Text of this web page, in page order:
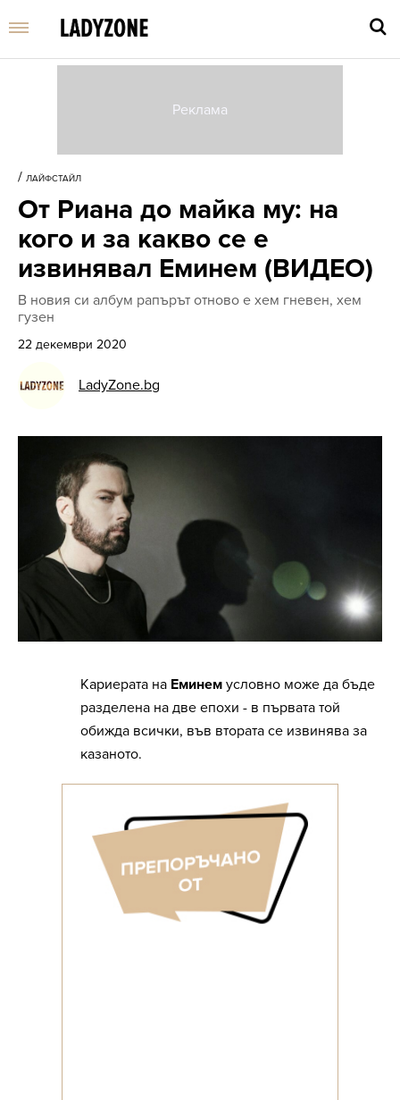
/ ЛАЙФСТАЙЛ
От Риана до майка му: на
кого и за какво се е
извинявал Еминем (ВИДЕО)
В новия си албум рапърът отново е хем гневен, хем
гузен
22 декември 2020
LadyZone.bg
Кариерата на Еминем условно може да бъде
разделена на две епохи - в първата той
обижда всички, във втората се извинява за
казаното.